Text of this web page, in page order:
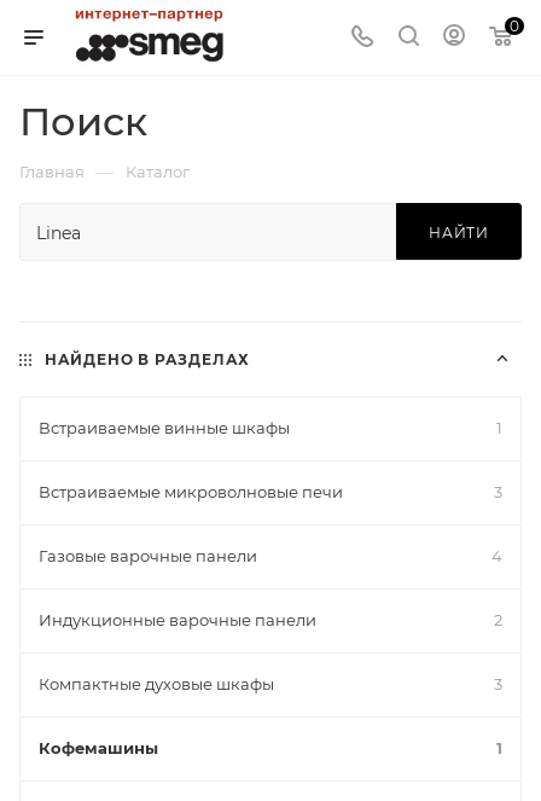
0
Поиск
Главная — Каталог
НАЙТИ
НАЙДЕНО В РАЗДЕЛАХ
Встраиваемые винные шкафы 1
Встраиваемые микроволновые печи 3
Газовые варочные панели 4
Индукционные варочные панели 2
Компактные духовые шкафы 3
Кофемашины 1